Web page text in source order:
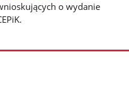
o wydanie